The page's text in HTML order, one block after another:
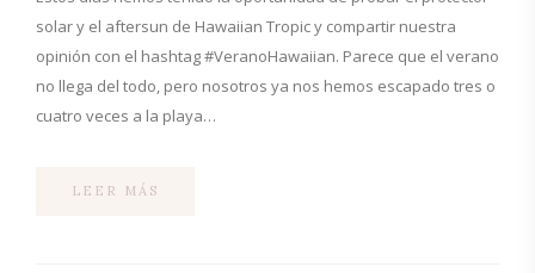
solar y el aftersun de Hawaiian Tropic y compartir nuestra
opinión con el hashtag #VeranoHawaiian. Parece que el verano
no llega del todo, pero nosotros ya nos hemos escapado tres o
cuatro veces a la playa…
LEER MÁS